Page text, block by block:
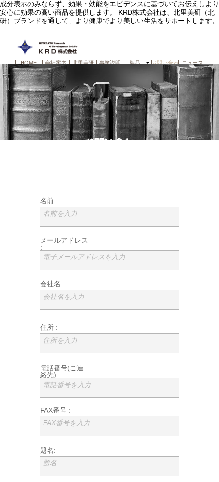
成分表示のみならず、効果・効能をエビデンスに基づいてお伝えしより
安心に効果の高い商品を提供します。 KRD株式会社は、北里美研（北
研）ブランドを通して、より健康でより美しい生活をサポートします。
HOME 会社案内 北里美研 事業説明 製品 お問い合わせニュース
名前 :
名前を入力
メールアドレス
:
電子メールアドレスを入力
会社名 :
会社名を入力
住所 :
住所を入力
電話番号(ご連
絡先) :
電話番号を入力
FAX番号 :
FAX番号を入力
題名:
題名